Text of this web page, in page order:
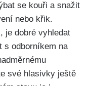
se kouři a snažit
nebo⁤ křik.
je​ dobré vyhledat
s⁣ odborníkem⁣ na
⁢své ⁣hlasivky ještě